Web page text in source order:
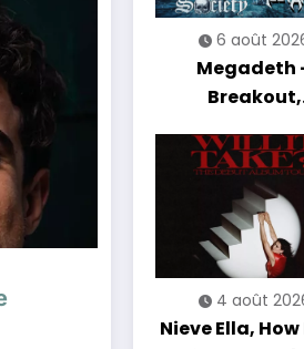
6 août
Megadeth
Breakout,
Nations Europe
2027
4 août
Nieve Ella,